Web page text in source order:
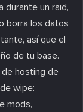
durante un raid,
borra los datos
así que el
de tu base.
hosting de
wipe:
mods,